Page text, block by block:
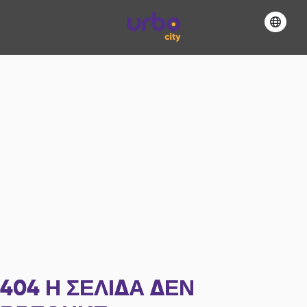
404 Η ΣΕΛΊΔΑ ΔΕΝ